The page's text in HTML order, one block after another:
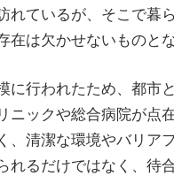
ているが、そこで暮
は欠かせないものとな
に行われたため、都市
ニックや総合病院が点
、清潔な環境やバリア
れるだけではなく、待